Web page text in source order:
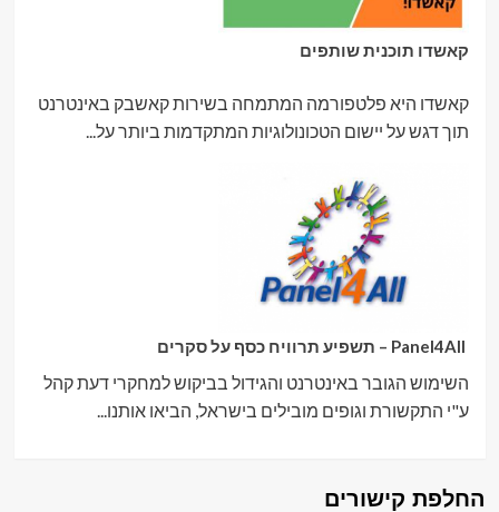
קאשדו תוכנית שותפים
קאשדו היא פלטפורמה המתמחה בשירות קאשבק באינטרנט
תוך דגש על יישום הטכונולוגיות המתקדמות ביותר על...
השימוש הגובר באינטרנט והגידול בביקוש למחקרי דעת קהל
ע"י התקשורת וגופים מובילים בישראל, הביאו אותנו...
החלפת קישורים